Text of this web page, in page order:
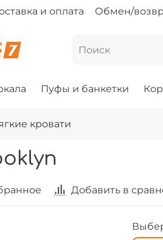
и оплата Обмен/
Пуфы и банкетки
кровати
Добавить в